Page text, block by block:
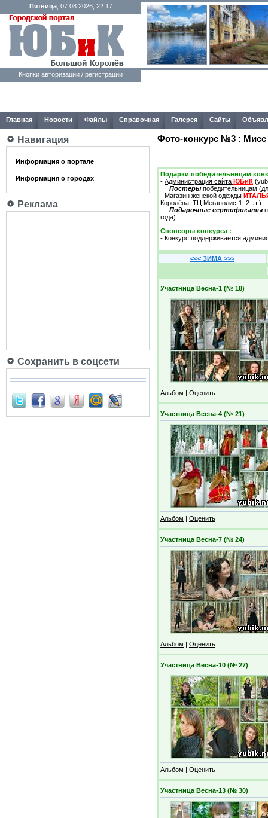
Пятница, 07.08.2026, 22:17
Кнопки авторизации / регистрации
Главная Новости Файлы Справочная Галерея Сайты
Навигация
Информация о портале
Информация о городах
Реклама
Сохранить в соцсети
Фото-конкурс №3 :
Подарки победительницам
- Администрация сайта ЮБиК
Постерыпобедительницам
- Магазин женской одежды
Королёва, ТЦ Мегаполис-1, 2 эт.):
Подарочные сертификаты
года)
Спонсоры конкурса :
- Конкурс поддерживается
<<< ЗИМА >>>
Участница Весна-1 (№ 18)
Альбом | Оценить
Участница Весна-4 (№ 21)
Альбом | Оценить
Участница Весна-7 (№ 24)
Альбом | Оценить
Участница Весна-10 (№ 27)
Альбом | Оценить
Участница Весна-13 (№ 30)